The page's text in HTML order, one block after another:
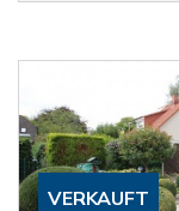
VERKAUFT